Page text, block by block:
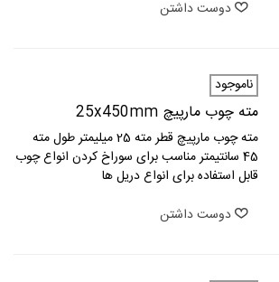
دوست داشتن
ناموجود
مته چوب مارپیچ 25x450mm
مته چوب مارپیچ قطر مته 25 میلیمتر طول مته
45 سانتیمتر مناسب برای سوراخ کردن انواع چوب
قابل استفاده برای انواع دریل ها
دوست داشتن